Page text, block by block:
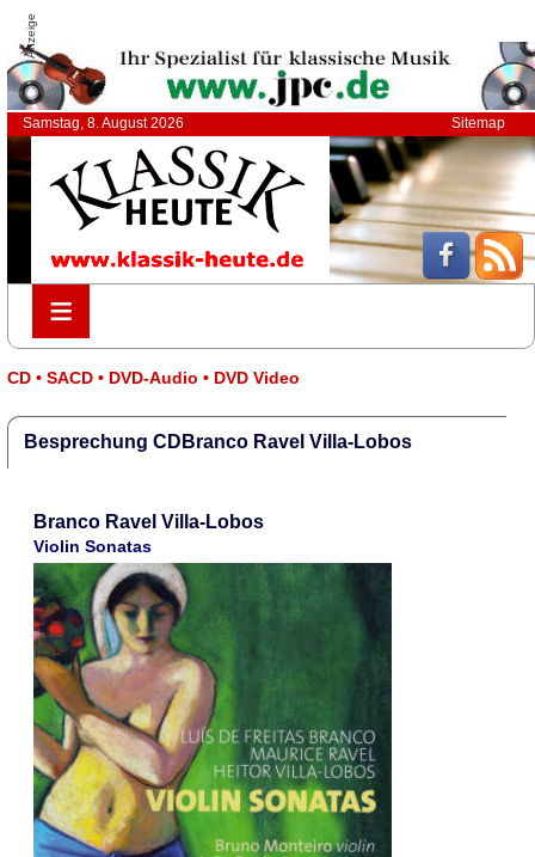
Anzeige
Samstag, 8. August 2026 Sitemap
≡
≡
CD • SACD • DVD-Audio • DVD Video
Besprechung CDBranco Ravel Villa-Lobos
Branco Ravel Villa-Lobos
Violin Sonatas